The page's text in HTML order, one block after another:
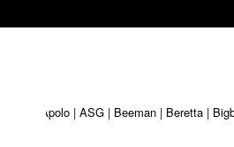
| Apolo | ASG | Beeman | Beretta |